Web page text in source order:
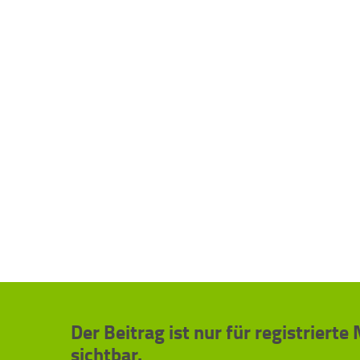
Der Beitrag ist nur für registrierte
sichtbar.